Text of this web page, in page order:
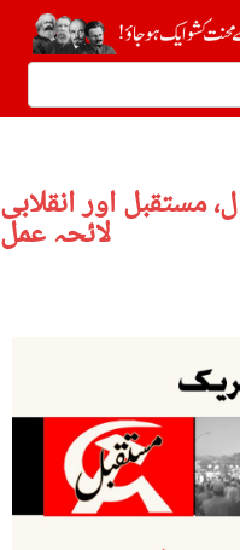
مستقبل اور انقلابی
لائحہ عمل